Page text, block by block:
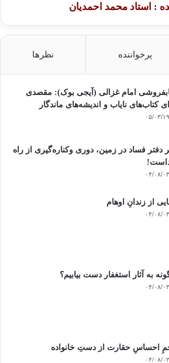
: استاد محمد احمدیان
پرخواننده نظرها
امام غزالی (آیجی بوک): مقصدی
کتاب‌های نایاب و اندیشه‌های ماندگار
۰۵/۰۳/۱۹
دفتر فساد در زمین‌، دوری وکناره‌گیری از راه
۰۴/۰۸/۰۳
از زندانِ اوهام
۰۴/۰۸/۰۳
به آثار استغفار دست بیابیم؟
۰۴/۰۸/۰۳
احساسِ حقارت از دستِ خانواده
۰۴/۰۸/۰۳